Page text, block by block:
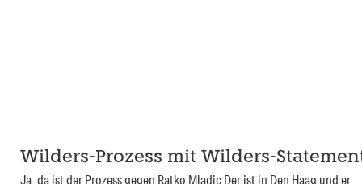
Wilders-Prozess mit Wilders-
Ja, da ist der Prozess gegen Ratko Mladic Der ist in Den Haag und er